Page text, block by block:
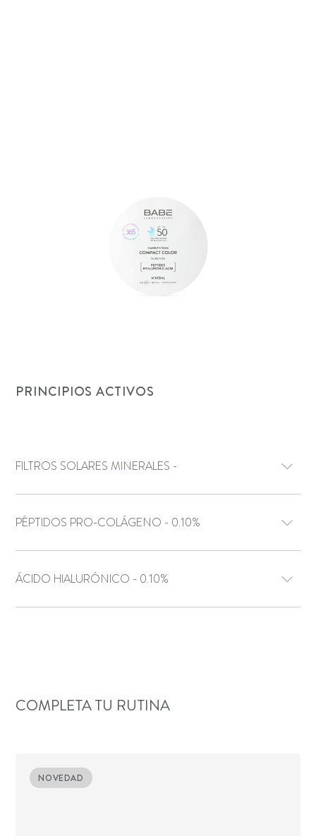
PRINCIPIOS ACTIVOS
FILTROS SOLARES MINERALES -
PÉPTIDOS PRO-COLÁGENO - 0.10%
ÁCIDO HIALURÓNICO - 0.10%
COMPLETA TU RUTINA
NOVEDAD